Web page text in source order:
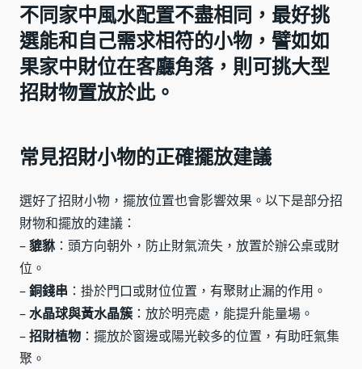
不同家中風水配置不盡相同，最好挑
選能和自己需求相符的小物，譬如如
果家中財位在客廳角落，則可挑大型
招財物置放於此。
常見招財小物的正確擺放建議
選好了招財小物，擺放位置也會影響效果。以下是部分招
財物和擺放的建議：
–貔貅 ：頭方向朝外，防止財氣流失，放置於辦公桌或財
位。
–銅錢串 ：掛於門口或財位位置，有聚財止漏的作用。
–水晶球與黃水晶簇 ：放於明亮處，能提升能量場。
–招財植物 ：擺放於窗邊或陽光較多的位置，有助旺氣集
聚。